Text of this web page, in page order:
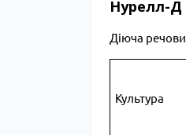
Нурелл-Д
Діюча
Культура